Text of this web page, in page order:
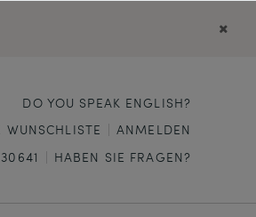
DO YOU SPEAK ENGLISH?
WUNSCHLISTE
ANMELDEN
HABEN SIE FRAGEN?